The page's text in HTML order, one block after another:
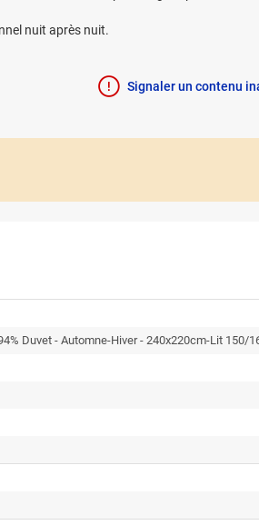
nuit après nuit.
Signaler un contenu
Duvet - Automne-Hiver - 240x220cm-Lit 150/